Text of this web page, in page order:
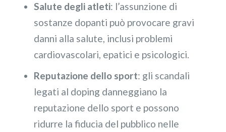
Salute degli atleti: l’assunzione di
sostanze dopanti può provocare gravi
danni alla salute, inclusi problemi
cardiovascolari, epatici e psicologici.
Reputazione dello sport: gli scandali
legati al doping danneggiano la
reputazione dello sport e possono
ridurre la fiducia del pubblico nelle